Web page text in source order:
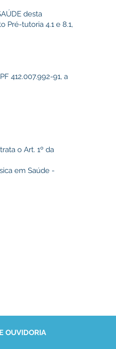
desta
Pré-tutoria 4.1 e 8.1,
412.007.992-91, a
o Art. 1º da
em Saúde -
OUVIDORIA